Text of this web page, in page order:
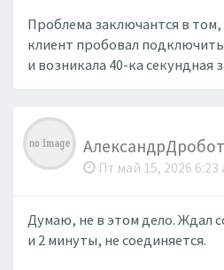
Проблема заключантся в
клиент пробовал
и возникала 40-ка секундная
Пт май 15, 2026 6:23
Думаю, не в этом дело. Ждал
и 2 минуты, не соединяется.